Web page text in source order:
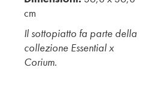
cm
Il sottopiatto fa parte della
collezione Essential x
Corium.